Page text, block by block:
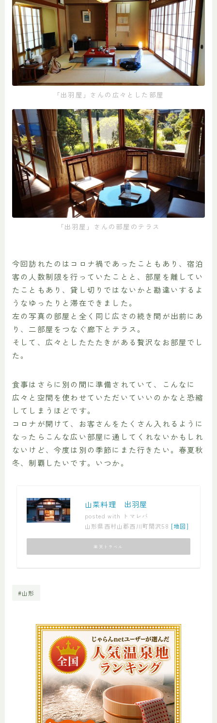
「出羽屋」さんの広々とした部屋
「出羽屋」さんの部屋のテラス
今回訪れたのはコロナ禍であったこともあり、宿泊
客の人数制限を行っていたことと、部屋を離してい
たこともあり、貸し切りではないかと勘違いするよ
うなゆったりと滞在できました。
左の写真の部屋と全く同じ広さの続き間が出前にあ
り、二部屋をつなぐ廊下とテラス。
そして、広々としたたたきがある贅沢なお部屋でし
た。
食事はさらに別の間に準備されていて、こんなに
広々と空間を使わせていただいていいのかなと恐縮
してしまうほどです。
コロナが開けて、お客さんをたくさん入れるように
なったらこんな広い部屋に通してくれないかもしれ
ないけど、今度は別の季節にまた行きたい。春夏秋
冬、制覇したいです。いつか。
山菜料理 出羽屋
posted with
トマレバ
山形県西村山郡西川町間沢58 [地図]
楽天トラベル
#山形